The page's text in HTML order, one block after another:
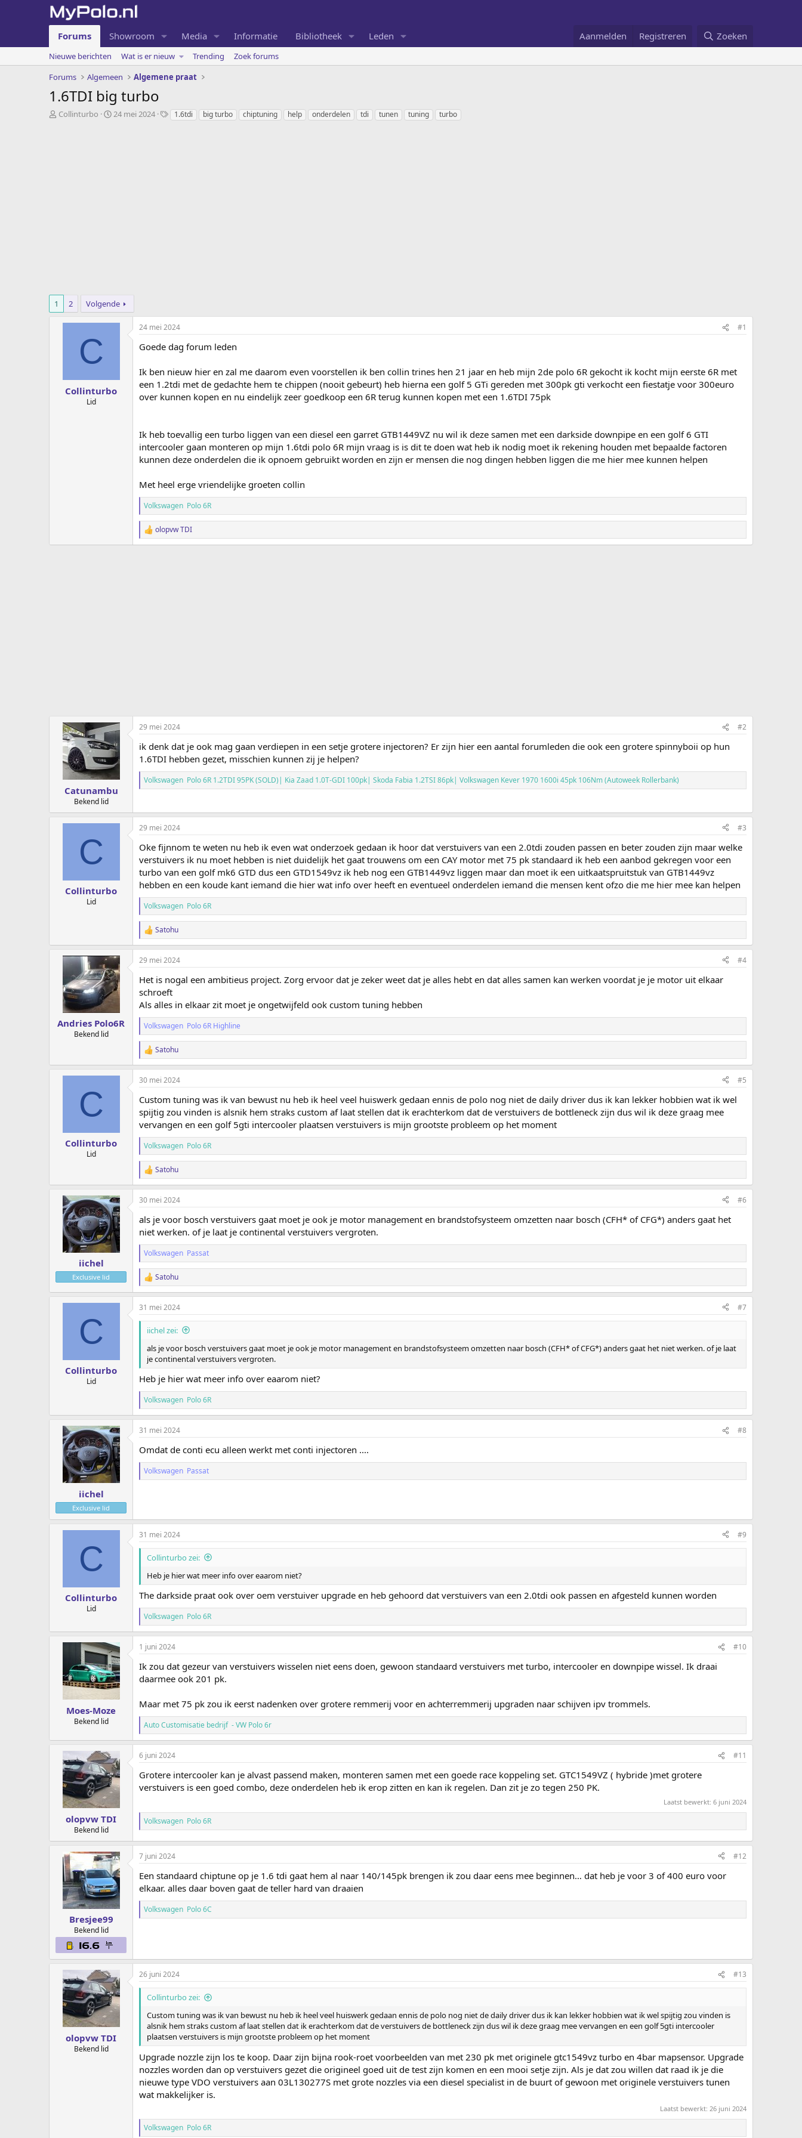
Forums Showroom Media Informatie Bibliotheek Leden Aanmelden Registreren Zoeken
Nieuwe berichten Wat is er nieuw Trending
Zoek forums
Forums
Algemeen Algemene praat
1.6TDI big turbo
O
Collinturbo
S
24 mei 2024
T1.6tdi big turbo chiptuning help onderdelen tdi tunen tuning turbo
1 2 Volgende
C
Collinturbo
Lid
24 mei 2024 #1
Goede dag forum leden
Ik ben nieuw hier en zal me daarom even voorstellen ik ben collin trines hen 21 jaar en heb mijn 2de polo 6R gekocht ik kocht mijn eerste 6R met
een 1.2tdi met de gedachte hem te chippen (nooit gebeurt) heb hierna een golf 5 GTi gereden met 300pk gti verkocht een fiestatje voor 300euro
over kunnen kopen en nu eindelijk zeer goedkoop een 6R terug kunnen kopen met een 1.6TDI 75pk
Ik heb toevallig een turbo liggen van een diesel een garret GTB1449VZ nu wil ik deze samen met een darkside downpipe en een golf 6 GTI
intercooler gaan monteren op mijn 1.6tdi polo 6R mijn vraag is is dit te doen wat heb ik nodig moet ik rekening houden met bepaalde factoren
kunnen deze onderdelen die ik opnoem gebruikt worden en zijn er mensen die nog dingen hebben liggen die me hier mee kunnen helpen
Met heel erge vriendelijke groeten collin
Volkswagen Polo 6R
W
a
olopvw TDI
Catunambu
Bekend lid
29 mei 2024 #2
ik denk dat je ook mag gaan verdiepen in een setje grotere injectoren? Er zijn hier een aantal forumleden die ook een grotere spinnyboii op hun
1.6TDI hebben gezet, misschien kunnen zij je helpen?
Volkswagen Polo 6R 1.2TDI 95PK (SOLD)| Kia Zaad 1.0T-GDI 100pk| Skoda Fabia 1.2TSI 86pk| Volkswagen Kever 1970 1600i 45pk 106Nm (Autoweek Rollerbank)
C
Collinturbo
Lid
29 mei 2024 #3
Oke fijnnom te weten nu heb ik even wat onderzoek gedaan ik hoor dat verstuivers van een 2.0tdi zouden passen en beter zouden zijn maar welke
verstuivers ik nu moet hebben is niet duidelijk het gaat trouwens om een CAY motor met 75 pk standaard ik heb een aanbod gekregen voor een
turbo van een golf mk6 GTD dus een GTD1549vz ik heb nog een GTB1449vz liggen maar dan moet ik een uitkaatspruitstuk van GTB1449vz
hebben en een koude kant iemand die hier wat info over heeft en eventueel onderdelen iemand die mensen kent ofzo die me hier mee kan helpen
Volkswagen Polo 6R
W
a
a
r
e
r
n
g
e
n
Satohu
Andries Polo6R
Bekend lid
29 mei 2024 #4
Het is nogal een ambitieus project. Zorg ervoor dat je zeker weet dat je alles hebt en dat alles samen kan werken voordat je je motor uit elkaar
schroeft
Als alles in elkaar zit moet je ongetwijfeld ook custom tuning hebben
Volkswagen Polo 6R Highline
W
a
a
r
e
r
i
n
g
e
n
Satohu
C
Collinturbo
Lid
30 mei 2024 #5
Custom tuning was ik van bewust nu heb ik heel veel huiswerk gedaan ennis de polo nog niet de daily driver dus ik kan lekker hobbien wat ik wel
spijtig zou vinden is alsnik hem straks custom af laat stellen dat ik erachterkom dat de verstuivers de bottleneck zijn dus wil ik deze graag mee
vervangen en een golf 5gti intercooler plaatsen verstuivers is mijn grootste probleem op het moment
Volkswagen Polo 6R
W
a
a
r
e
r
n
g
e
n
:
Satohu
iichel
Exclusive lid
30 mei 2024 #6
als je voor bosch verstuivers gaat moet je ook je motor management en brandstofsysteem omzetten naar bosch (CFH* of CFG*) anders gaat het
niet werken. of je laat je continental verstuivers vergroten.
Volkswagen Passat
W
a
a
r
d
g
e
n
:
Satohu
C
Collinturbo
Lid
31 mei 2024 #7
iichel zei:
als je voor bosch verstuivers gaat moet je ook je motor management en brandstofsysteem omzetten naar bosch (CFH* of CFG*) anders gaat het niet werken. of je laat
je continental verstuivers vergroten.
Heb je hier wat meer info over eaarom niet?
Volkswagen Polo 6R
iichel
Exclusive lid
31 mei 2024 #8
Omdat de conti ecu alleen werkt met conti injectoren ....
Volkswagen Passat
C
Collinturbo
Lid
31 mei 2024 #9
Collinturbo zei:
Heb je hier wat meer info over eaarom niet?
The darkside praat ook over oem verstuiver upgrade en heb gehoord dat verstuivers van een 2.0tdi ook passen en afgesteld kunnen worden
Volkswagen Polo 6R
Moes-Moze
Bekend lid
1 juni 2024 #10
Ik zou dat gezeur van verstuivers wisselen niet eens doen, gewoon standaard verstuivers met turbo, intercooler en downpipe wissel. Ik draai
daarmee ook 201 pk.
Maar met 75 pk zou ik eerst nadenken over grotere remmerij voor en achterremmerij upgraden naar schijven ipv trommels.
Auto Customisatie bedrijf - VW Polo 6r
olopvw TDI
Bekend lid
6 juni 2024 #11
Grotere intercooler kan je alvast passend maken, monteren samen met een goede race koppeling set. GTC1549VZ ( hybride )met grotere
verstuivers is een goed combo, deze onderdelen heb ik erop zitten en kan ik regelen. Dan zit je zo tegen 250 PK.
Laatst bewerkt: 6 juni 2024
Volkswagen Polo 6R
Bresjee99
Bekend lid
7 juni 2024 #12
Een standaard chiptune op je 1.6 tdi gaat hem al naar 140/145pk brengen ik zou daar eens mee beginnen… dat heb je voor 3 of 400 euro voor
elkaar. alles daar boven gaat de teller hard van draaien
Volkswagen Polo 6C
olopvw TDI
Bekend lid
26 juni 2024 #13
Collinturbo zei:
Custom tuning was ik van bewust nu heb ik heel veel huiswerk gedaan ennis de polo nog niet de daily driver dus ik kan lekker hobbien wat ik wel spijtig zou vinden is
alsnik hem straks custom af laat stellen dat ik erachterkom dat de verstuivers de bottleneck zijn dus wil ik deze graag mee vervangen en een golf 5gti intercooler
plaatsen verstuivers is mijn grootste probleem op het moment
Upgrade nozzle zijn los te koop. Daar zijn bijna rook-roet voorbeelden van met 230 pk met originele gtc1549vz turbo en 4bar mapsensor. Upgrade
nozzles worden dan op verstuivers gezet die origineel goed uit de test zijn komen en een mooi setje zijn. Als je dat zou willen dat raad ik je die
nieuwe type VDO verstuivers aan 03L130277S met grote nozzles via een diesel specialist in de buurt of gewoon met originele verstuivers tunen
wat makkelijker is.
Laatst bewerkt: 26 juni 2024
Volkswagen Polo 6R